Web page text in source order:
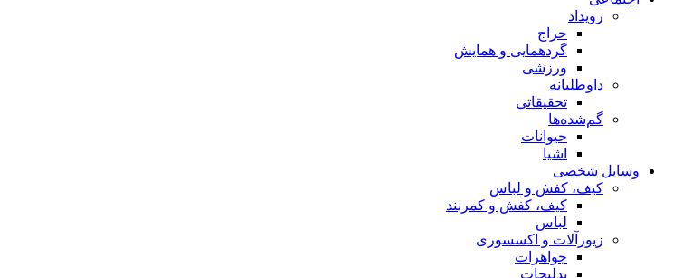
رویداد
حراج
گردهمایی و همایش
ورزشی
داوطلبانه
تحقیقاتی
گم‌شده‌ها
حیوانات
اشیا
وسایل شخصی
کیف، کفش و لباس
کیف، کفش و کمربند
لباس
زیورآلات و اکسسوری
جواهرات
بدلیجات